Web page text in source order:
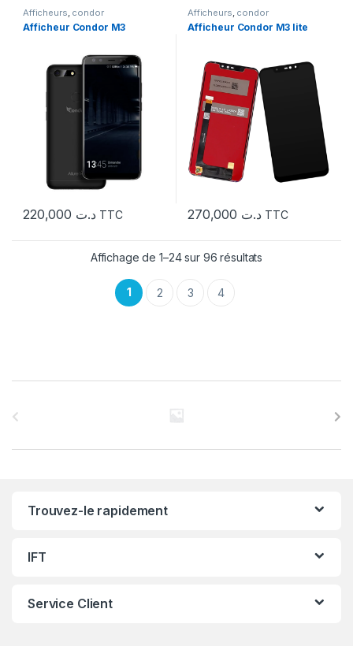
Afficheurs, condor
Afficheur Condor M3
د.ت TTC
Afficheurs, condor
Afficheur Condor M3 lite
د.ت TTC
Affichage de 1–24 sur 96 résultats
1 2 3 4
Trouvez-le rapidement
IFT
Service Client